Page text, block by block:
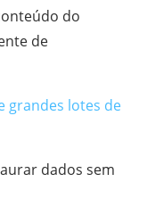
do
de
grandes lotes de
dados sem